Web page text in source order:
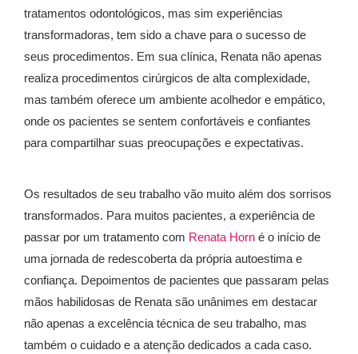
tratamentos odontológicos, mas sim experiências
transformadoras, tem sido a chave para o sucesso de
seus procedimentos. Em sua clínica, Renata não apenas
realiza procedimentos cirúrgicos de alta complexidade,
mas também oferece um ambiente acolhedor e empático,
onde os pacientes se sentem confortáveis e confiantes
para compartilhar suas preocupações e expectativas.
Os resultados de seu trabalho vão muito além dos sorrisos
transformados. Para muitos pacientes, a experiência de
passar por um tratamento com Renata Horn é o início de
uma jornada de redescoberta da própria autoestima e
confiança. Depoimentos de pacientes que passaram pelas
mãos habilidosas de Renata são unânimes em destacar
não apenas a excelência técnica de seu trabalho, mas
também o cuidado e a atenção dedicados a cada caso.